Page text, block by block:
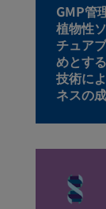
GMP管
植物性
チュア
めとす
技術に
ネスの